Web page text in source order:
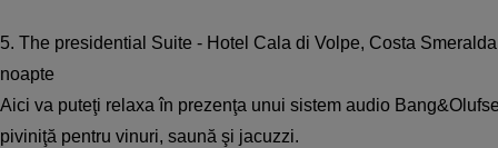
5. The presidential Suite - Hotel Cala di Volpe, Costa
noapte
Aici va puteţi relaxa în prezenţa unui sistem audio
piviniţă pentru vinuri, saună şi jacuzzi.